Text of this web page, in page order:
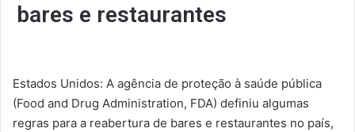
bares e restaurantes
Estados Unidos: A agência de proteção à saúde pública
(Food and Drug Administration, FDA) definiu algumas
regras para a reabertura de bares e restaurantes no país,